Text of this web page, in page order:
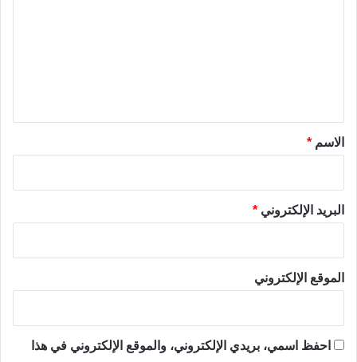
*الاسم *
البريد الإلكتروني *
الموقع الإلكتروني
احفظ اسمي، بريدي الإلكتروني، والموقع الإلكتروني في هذا